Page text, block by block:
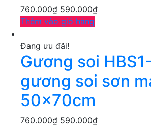
760.000₫ 590.000₫
Thêm vào giỏ hàng
Đang ưu đãi!
Gương soi
gương soi sơn
50x70cm
760.000₫ 590.000₫